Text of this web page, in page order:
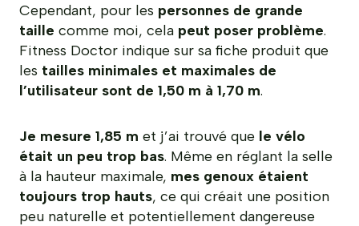
Cependant, pour les personnes de grande
taille comme moi, cela peut poser problème.
Fitness Doctor indique sur sa fiche produit que
les tailles minimales et maximales de
l’utilisateur sont de 1,50 m à 1,70 m.
Je mesure 1,85 m et j’ai trouvé que le vélo
était un peu trop bas. Même en réglant la selle
à la hauteur maximale, mes genoux étaient
toujours trop hauts, ce qui créait une position
peu naturelle et potentiellement dangereuse